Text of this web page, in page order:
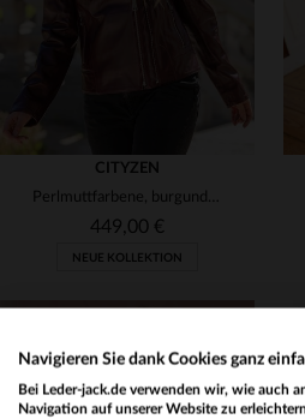
VERFÜGBARE GRÖSSEN
CITYZEN
Perlmuttfarbene, burgunderrote Bikerjacke aus Leder mit Doppelreißverschluss
449,00 €
NEUE KOLLEKTION
Navigieren Sie dank Cookies ganz
Bei Leder-jack.de verwenden wir, wie auch
Navigation auf unserer Website zu